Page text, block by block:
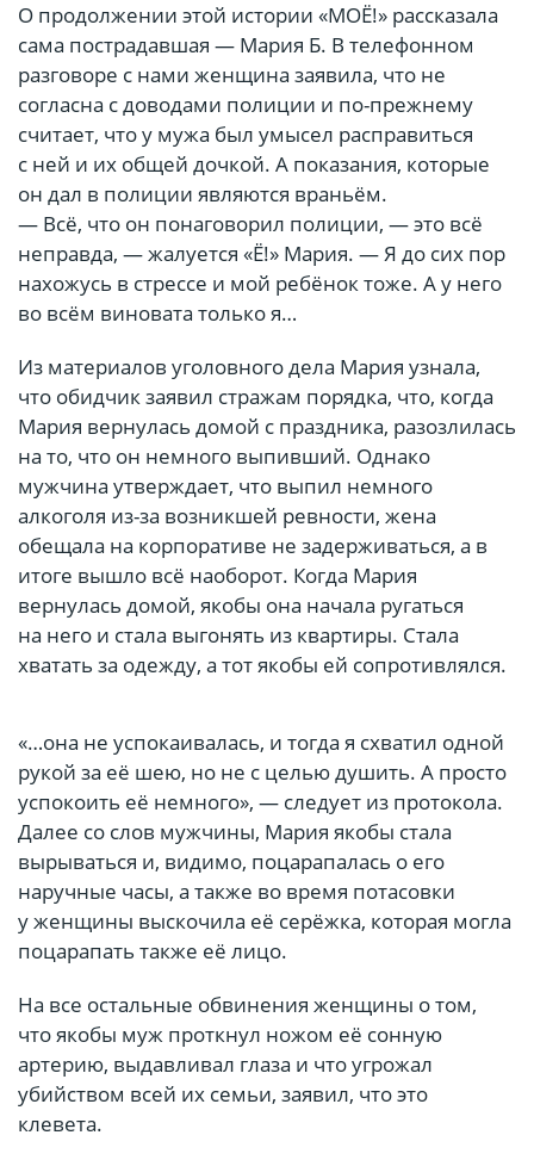
О продолжении этой истории «МОЁ!» рассказала
сама пострадавшая — Мария Б. В телефонном
разговоре с нами женщина заявила, что не
согласна с доводами полиции и по-прежнему
считает, что у мужа был умысел расправиться
с ней и их общей дочкой. А показания, которые
он дал в полиции являются враньём.
— Всё, что он понаговорил полиции, — это всё
неправда, — жалуется «Ё!» Мария. — Я до сих пор
нахожусь в стрессе и мой ребёнок тоже. А у него
во всём виновата только я…
Из материалов уголовного дела Мария узнала,
что обидчик заявил стражам порядка, что, когда
Мария вернулась домой с праздника, разозлилась
на то, что он немного выпивший. Однако
мужчина утверждает, что выпил немного
алкоголя из-за возникшей ревности, жена
обещала на корпоративе не задерживаться, а в
итоге вышло всё наоборот. Когда Мария
вернулась домой, якобы она начала ругаться
на него и стала выгонять из квартиры. Стала
хватать за одежду, а тот якобы ей сопротивлялся.
«…она не успокаивалась, и тогда я схватил одной
рукой за её шею, но не с целью душить. А просто
успокоить её немного», — следует из протокола.
Далее со слов мужчины, Мария якобы стала
вырываться и, видимо, поцарапалась о его
наручные часы, а также во время потасовки
у женщины выскочила её серёжка, которая могла
поцарапать также её лицо.
На все остальные обвинения женщины о том,
что якобы муж проткнул ножом её сонную
артерию, выдавливал глаза и что угрожал
убийством всей их семьи, заявил, что это
клевета.